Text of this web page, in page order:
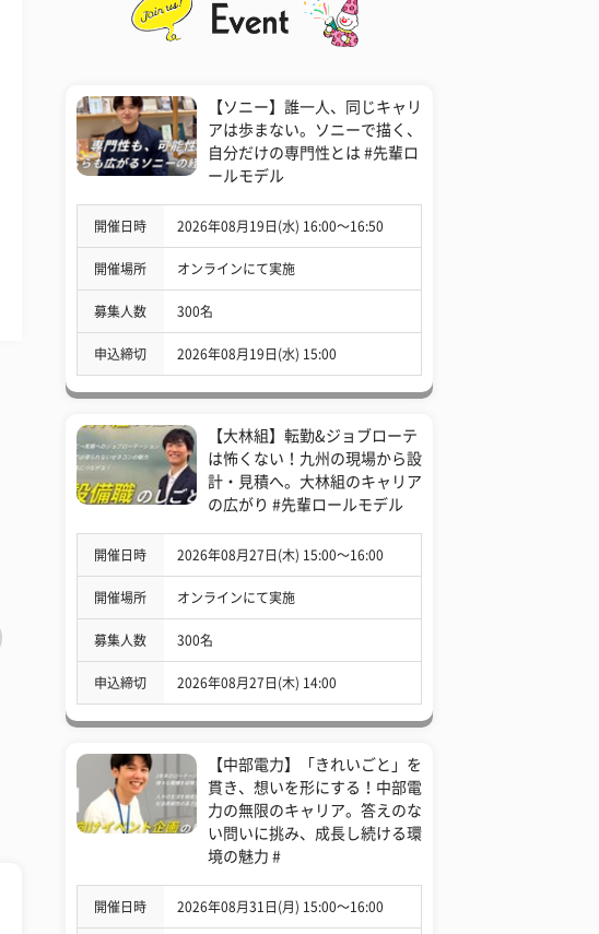
【ソニー】誰一人、同じキャリ
アは歩まない。ソニーで描く、
自分だけの専門性とは #先輩ロ
ールモデル
開催日時 2026年08月19日(水) 16:00〜16:50
開催場所 オンラインにて実施
募集人数 300名
申込締切 2026年08月19日(水) 15:00
【大林組】転勤&ジョブローテ
は怖くない！九州の現場から設
計・見積へ。大林組のキャリア
の広がり #先輩ロールモデル
開催日時 2026年08月27日(木) 15:00〜16:00
開催場所 オンラインにて実施
募集人数 300名
申込締切 2026年08月27日(木) 14:00
【中部電力】「きれいごと」を
貫き、想いを形にする！中部電
力の無限のキャリア。答えのな
い問いに挑み、成長し続ける環
境の魅力 #
開催日時 2026年08月31日(月) 15:00〜16:00